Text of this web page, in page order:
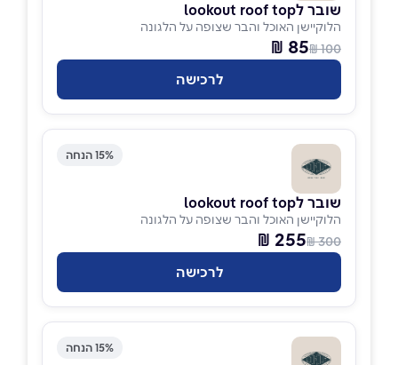
שובר לlookout roof top
הלוקיישן האוכל והבר שצופה על הלגונה
100 ₪
85 ₪
לרכישה
15% הנחה
שובר לlookout roof top
הלוקיישן האוכל והבר שצופה על הלגונה
300 ₪
255 ₪
לרכישה
15% הנחה